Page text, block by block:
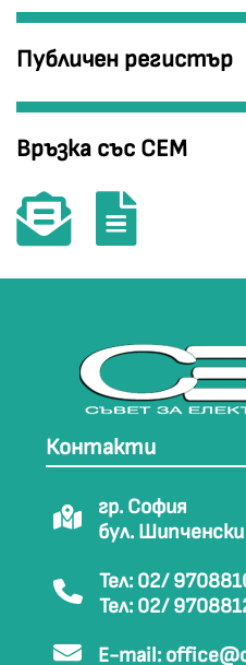
Публичен регистър
Връзка със СЕМ
Контакти
гр. София
бул.
Тел: 02/
Тел: 02/
E-mail: